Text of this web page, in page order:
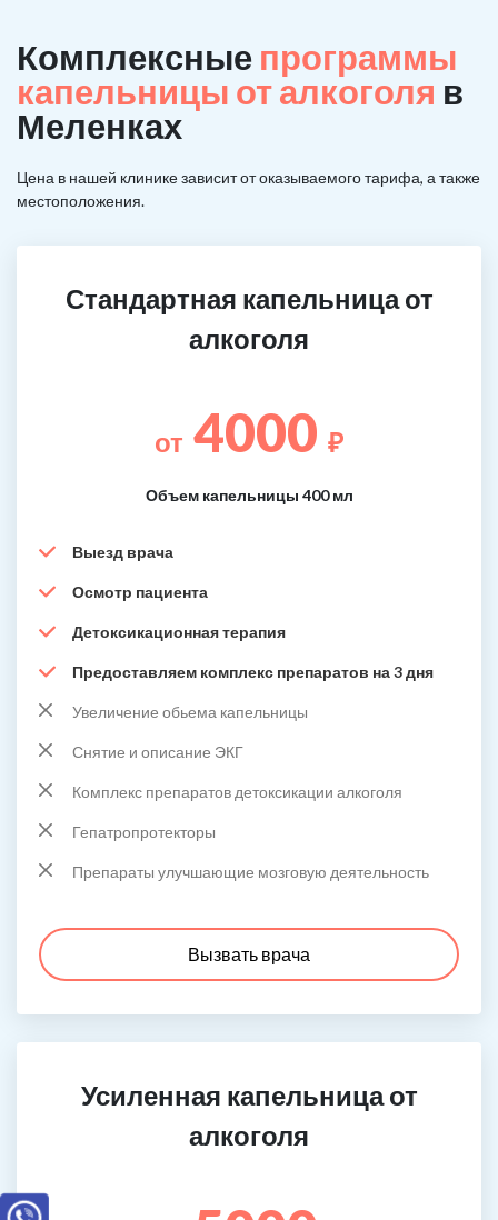
Комплексные программы
капельницы от алкоголя в
Меленках
Цена в нашей клинике зависит от оказываемого тарифа, а также
местоположения.
Стандартная капельница от
алкоголя
от 4000 ₽
Объем капельницы 400 мл
Выезд врача
Осмотр пациента
Детоксикационная терапия
Предоставляем комплекс препаратов на 3 дня
Увеличение обьема капельницы
Снятие и описание ЭКГ
Комплекс препаратов детоксикации алкоголя
Гепатропротекторы
Препараты улучшающие мозговую деятельность
Вызвать врача
Усиленная капельница от
алкоголя